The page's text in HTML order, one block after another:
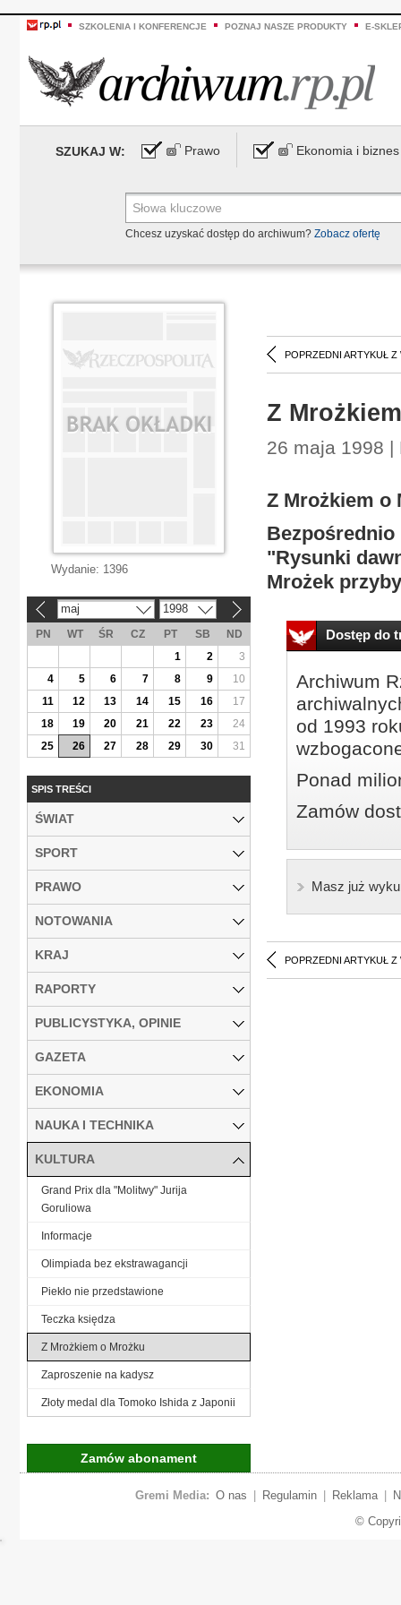
SZKOLENIA I KONFERENCJE POZNAJ NASZE PRODUKTY E-
SZUKAJ W: Prawo Ekonomia i biznes
Chcesz uzyskać dostęp do archiwum? Zobacz ofertę
POPRZEDNI ARTYKUŁ Z
Z
26 maja 1998 |
Z Mrożkiem o
"Rysunki
Mrożek
Dostęp do
Archiwum
od 1993
Ponad
Zamów
Masz już
POPRZEDNI ARTYKUŁ Z
Wydanie: 1396
maj 1998
PN WT ŚR CZ PT SB
ND
1
2
3
4
5 6 7 8 9
10
11
12 13 14 15 16
17
18
19 20 21 22 23
24
25
26 27 28 29 30 31
SPIS TREŚCI
ŚWIAT
SPORT
PRAWO
NOTOWANIA
KRAJ
RAPORTY
PUBLICYSTYKA, OPINIE
GAZETA
EKONOMIA
NAUKA I TECHNIKA
KULTURA
Grand Prix dla "Molitwy" Jurija
Goruliowa
Informacje
Olimpiada bez ekstrawagancji
Piekło nie przedstawione
Teczka księdza
Z Mrożkiem o Mrożku
Zaproszenie na kadysz
Złoty medal dla Tomoko Ishida z Japonii
Zamów abonament
Gremi Media: O nas Regulamin Reklama
©